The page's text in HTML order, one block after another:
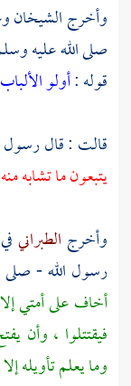
وأخرج الشيخان
صلى الله عليه
قوله :أولو الألباب
قالت : قال رسول
يتبعون ما تشابه
وأخرج الطبراني
رسول الله -
أخاف على أمتي
فيقتتلوا ، وأن
وما يعلم تأويله إلا